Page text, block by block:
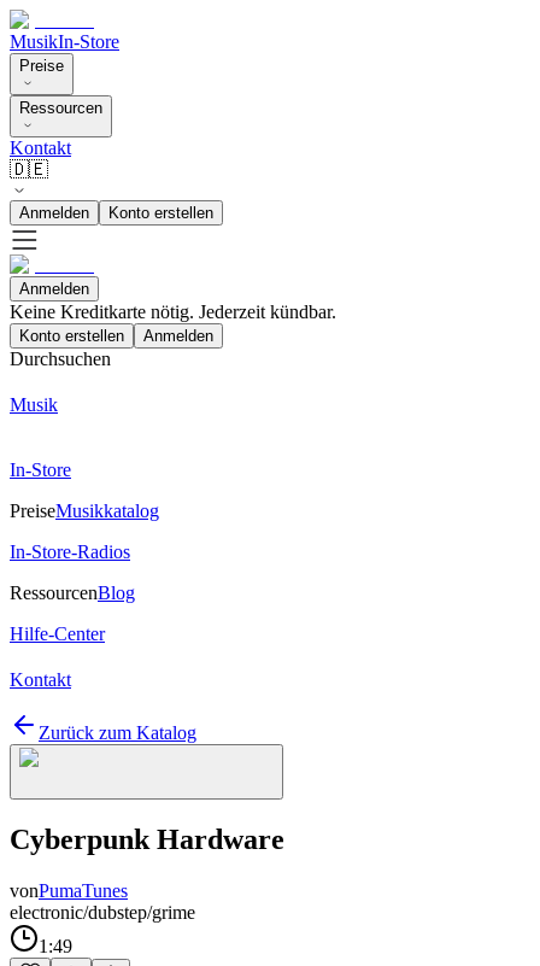
MusikIn-Store
Preise
Ressourcen
Kontakt
🇩🇪
Anmelden Konto erstellen
Anmelden
Keine Kreditkarte nötig. Jederzeit kündbar.
Konto erstellen Anmelden
Durchsuchen
Musik
In-Store
PreiseMusikkatalog
In-Store-Radios
RessourcenBlog
Hilfe-Center
Kontakt
Zurück zum Katalog
Cyberpunk Hardware
vonPumaTunes
electronic/dubstep/grime
1:49